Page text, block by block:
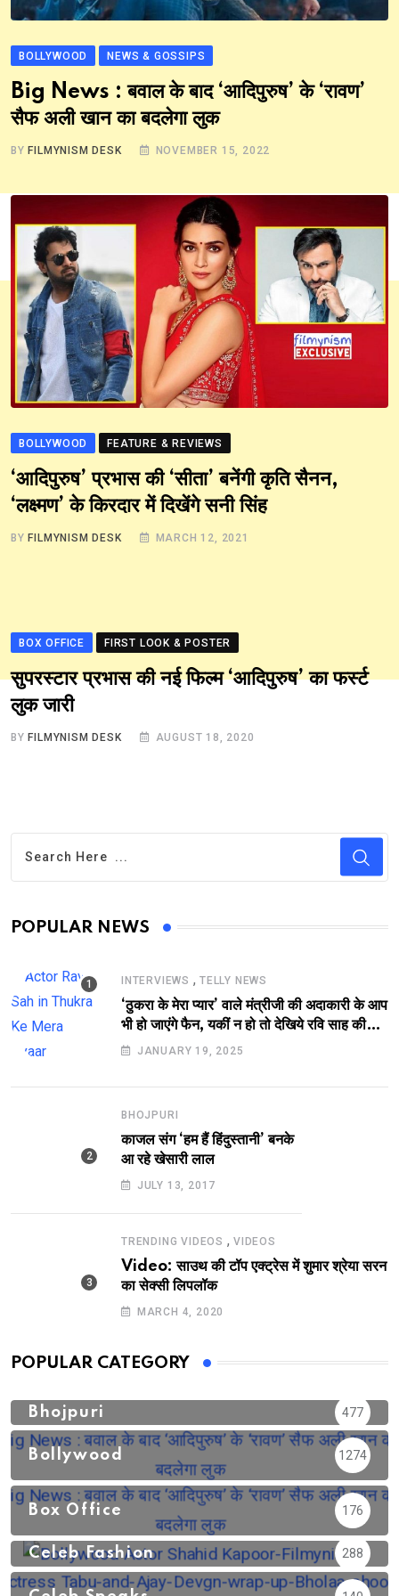
BOLLYWOOD NEWS & GOSSIPS
Big News : बवाल के बाद ‘आदिपुरुष’ के ‘रावण’
सैफ अली खान का बदलेगा लुक
BY FILMYNISM DESK NOVEMBER 15, 2022
BOLLYWOOD FEATURE & REVIEWS
‘आदिपुरुष’ प्रभास की ‘सीता’ बनेंगी कृति सैनन,
‘लक्ष्मण’ के किरदार में दिखेंगे सनी सिंह
BY FILMYNISM DESK MARCH 12, 2021
BOX OFFICE FIRST LOOK & POSTER
सुपरस्टार प्रभास की नई फिल्म ‘आदिपुरुष’ का फर्स्ट
लुक जारी
BY FILMYNISM DESK AUGUST 18, 2020
POPULAR NEWS
INTERVIEWS , TELLY NEWS
‘ठुकरा के मेरा प्यार’ वाले मंत्रीजी की अदाकारी के आप
भी हो जाएंगे फैन, यकीं न हो तो देखिये रवि साह की
दमदार भूमिका
JANUARY 19, 2025
BHOJPURI
काजल संग ‘हम हैं हिंदुस्तानी’ बनके
आ रहे खेसारी लाल
JULY 13, 2017
TRENDING VIDEOS , VIDEOS
Video: साउथ की टॉप एक्ट्रेस में शुमार श्रेया सरन
का सेक्सी लिपलॉक
MARCH 4, 2020
POPULAR CATEGORY
Bhojpuri 477
Bollywood 1274
Box Office 176
Celeb Fashion 288